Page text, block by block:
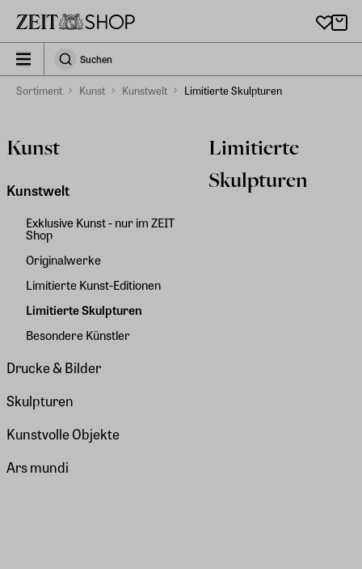
zeit_storefront.components.search.collapsed
SuchenSuchen
Sortiment Kunst Kunstwelt Limitierte Skulpturen
Kunst
Kunstwelt
Exklusive Kunst - nur im ZEIT
Shop
Originalwerke
Limitierte Kunst-Editionen
Limitierte Skulpturen
Besondere Künstler
Drucke & Bilder
Skulpturen
Kunstvolle Objekte
Ars mundi
Limitierte
Skulpturen